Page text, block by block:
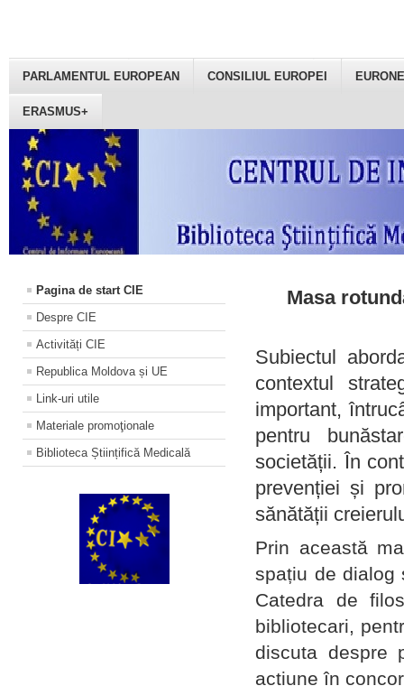
PARLAMENTUL EUROPEAN CONSILIUL EUROPEI
ERASMUS+
Pagina de start CIE
Despre CIE
Activități CIE
Republica Moldova și UE
Link-uri utile
Materiale promoţionale
Biblioteca Științifică Medicală
Masa
Subiectul
contextul
important,
pentru
societății. În
prevenției și
sănătății
Prin această
spațiu de dialog
Catedra de
bibliotecari,
discuta despre
acțiune în